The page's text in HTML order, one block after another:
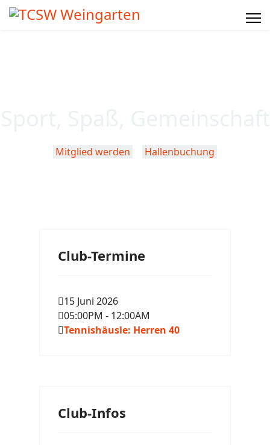
Mitglied werden Hallenbuchung
Club-Termine
15 Juni 2026
05:00PM - 12:00AM
Tennishäusle: Herren 40
Club-Infos